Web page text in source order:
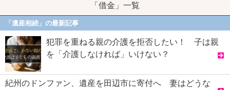
「借金」一覧
「遺産相続」の最新記事
犯罪を重ねる親の介護を拒否したい！ 子は親
を「介護しなければ」いけない？
紀州のドンファン、遺産を田辺市に寄付へ 妻はどうな